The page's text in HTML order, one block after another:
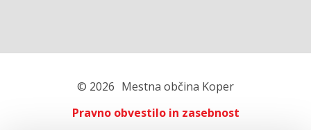
© 2026 Mestna občina Koper
Pravno obvestilo in zasebnost